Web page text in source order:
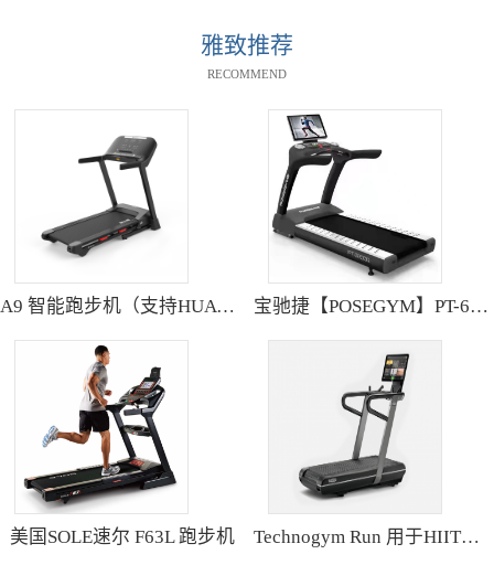
雅致推荐
RECOMMEND
A9 智能跑步机（支持HUAWEI HiLink） SH-T9119P 宝驰捷【POSEGYM】PT-6600Q高清大型触摸屏跑步机静音减震
美国SOLE速尔 F63L 跑步机 Technogym Run 用于HIIT训练的跑步机